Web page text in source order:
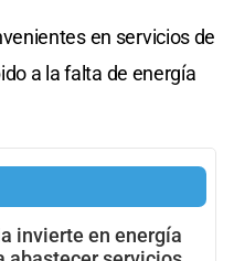
en servicios de
a la falta de energía
invierte en energía